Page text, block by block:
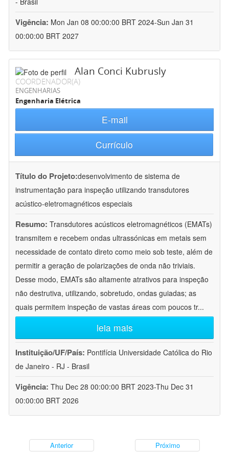
Vigência: Mon Jan 08 00:00:00 BRT 2024-Sun Jan 31
00:00:00 BRT 2027
Alan Conci Kubrusly
COORDENADOR(A)
ENGENHARIAS
Engenharia Elétrica
E-mail
Currículo
Título do Projeto:desenvolvimento de sistema de
instrumentação para inspeção utilizando transdutores
acústico-eletromagnéticos especiais
Resumo: Transdutores acústicos eletromagnéticos (EMATs)
transmitem e recebem ondas ultrassónicas em metais sem
necessidade de contato direto como meio sob teste, além de
permitir a geração de polarizações de onda não triviais.
Desse modo, EMATs são altamente atrativos para inspeção
não destrutiva, utilizando, sobretudo, ondas guiadas; as
quais permitem inspeção de vastas áreas com poucos tr...
leia mais
Instituição/UF/País: Pontifícia Universidade Católica do Rio
de Janeiro - RJ - Brasil
Vigência: Thu Dec 28 00:00:00 BRT 2023-Thu Dec 31
00:00:00 BRT 2026
Anterior Próximo